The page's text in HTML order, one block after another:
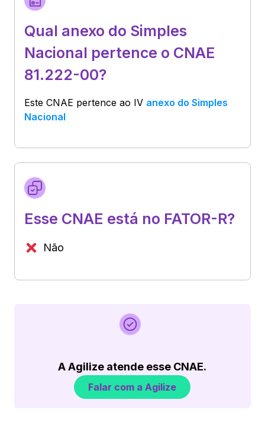
Qual anexo do Simples
Nacional pertence o CNAE
81.222-00?
Este CNAE pertence ao IV anexo do Simples
Nacional
Esse CNAE está no FATOR-R?
Não
A Agilize atende esse CNAE.
Falar com a Agilize